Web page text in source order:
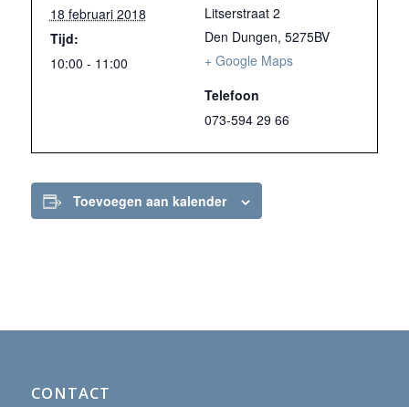
18 februari 2018
Tijd:
10:00 - 11:00
Litserstraat 2
Den Dungen, 5275BV
+ Google Maps
Telefoon
073-594 29 66
Toevoegen aan kalender
CONTACT